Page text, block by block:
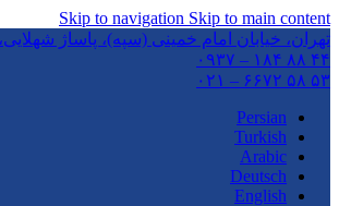
Skip to navigation Skip to main content
تهران،‌ خیابان امام خمینی (سپه)، پاساژ شهلایی،
۴۴ ۸۸ ۱۸۴ – ۰۹۳۷
۵۳ ۵۸ ۶۶۷۲ – ۰۲۱
Persian
Turkish
Arabic
Deutsch
English